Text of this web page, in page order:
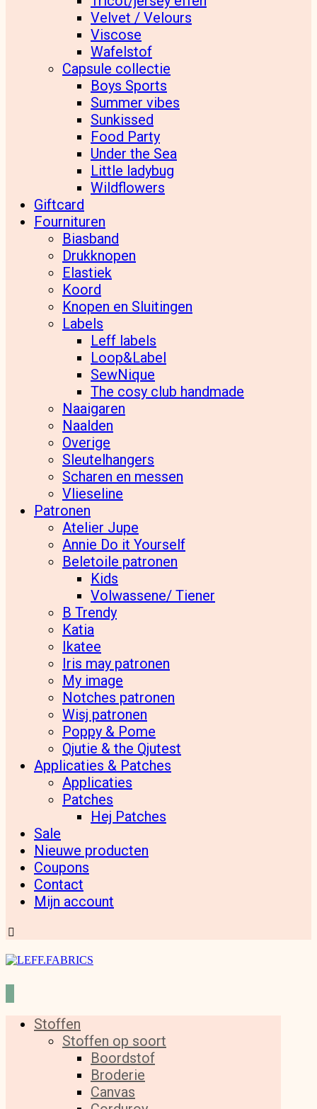
Velvet / Velours
Viscose
Wafelstof
Capsule collectie
Boys Sports
Summer vibes
Sunkissed
Food Party
Under the Sea
Little ladybug
Wildflowers
Giftcard
Fournituren
Biasband
Drukknopen
Elastiek
Koord
Knopen en Sluitingen
Labels
Leff labels
Loop&Label
SewNique
The cosy club handmade
Naaigaren
Naalden
Overige
Sleutelhangers
Scharen en messen
Vlieseline
Patronen
Atelier Jupe
Annie Do it Yourself
Beletoile patronen
Kids
Volwassene/ Tiener
B Trendy
Katia
Ikatee
Iris may patronen
My image
Notches patronen
Wisj patronen
Poppy & Pome
Qjutie & the Qjutest
Applicaties & Patches
Applicaties
Patches
Hej Patches
Sale
Nieuwe producten
Coupons
Contact
Mijn account
Stoffen
Stoffen op soort
Boordstof
Broderie
Canvas